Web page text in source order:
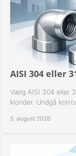
AISI 304 eller
Vælg AISI 304 eller
klorider. Undgå
5. august 2026